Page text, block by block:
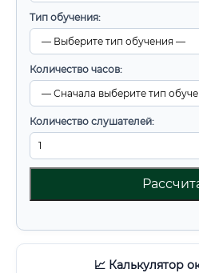
Тип обучения:
Количество часов:
Количество слушателей:
📈 Калькулятор